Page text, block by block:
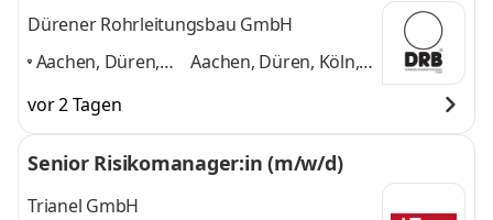
Dürener Rohrleitungsbau GmbH
Aachen, Düren,
Heinsberg,
Mönchengladbach,
Aachen, Düren, Köln,
und 4 weitere
vor 2 Tagen
Senior Risikomanager:in (m/w/d)
Trianel GmbH